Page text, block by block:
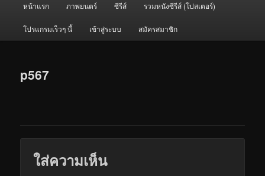
หน้าแรก ภาพยนตร์ ซีรีส์ รวมหนังซีรีส์ (โปสเตอร์)
โปรแกรมเร็วๆ นี้ เข้าสู่ระบบ สมัครสมาชิก
p567
ใส่ความเห็น